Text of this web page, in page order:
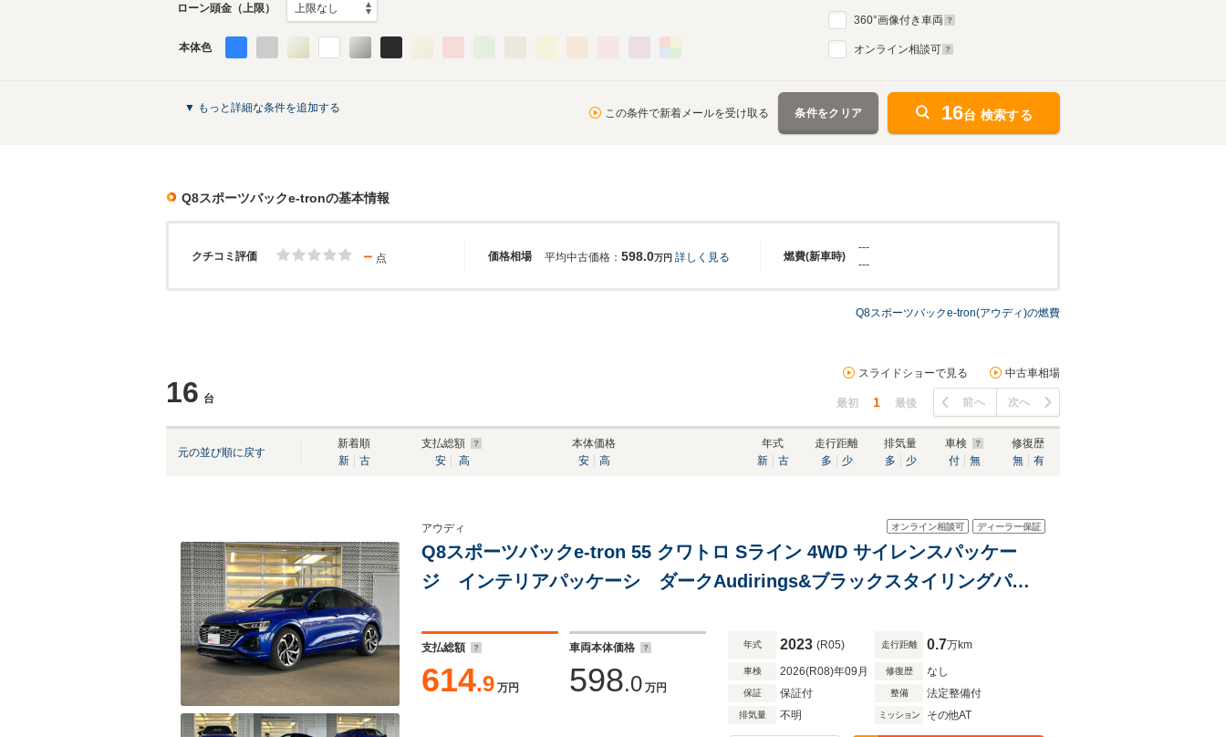
ローン頭金（上限）
本体色
360°画像付き車両
オンライン相談可
▼ もっと詳細な条件を追加する この条件で新着メールを受け取る 条件をクリア 16台 検索する
Q8スポーツバックe-tronの基本情報
クチコミ評価 価格相場 燃費(新車時)
－ 点 平均中古価格： 598.0万円 詳しく見る
---
---
Q8スポーツバックe-tron(アウディ)の燃費
16 台
スライドショーで見る 中古車相場
最初 1 最後 前へ 次へ
元の並び順に戻す
新着順
新
古
支払総額
安
高
本体価格
安
高
年式
新
古
走行距離
多
少
排気量
多
少
車検
付
無
修復歴
無
有
オンライン相談可 ディーラー保証
アウディ
Q8スポーツバックe-tron 55 クワトロ Sライン 4WD サイレンスパッケー
ジ インテリアパッケーシ ダークAudirings&ブラックスタイリングパッ
ュト
支払総額
614.9 万円
車両本体価格
598.0 万円
年式 2023 (R05) 走行距離 0.7万km
車検 2026(R08)年09月 修復歴 なし
保証 保証付 整備 法定整備付
排気量 不明 ミッション その他AT